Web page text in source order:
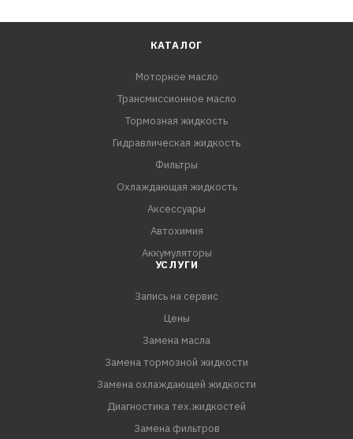
КАТАЛОГ
Моторное масло
Трансмиссионное масло
Тормозная жидкость
Гидравлическая жидкость
Фильтры
Охлаждающая жидкость
Аксессуары
Автохимия
Аккумуляторы
УСЛУГИ
Запись на сервис
Цены
Замена масла
Замена тормозной жидкости
Замена охлаждающей жидкости
Диагностика тех.жидкостей
Замена фильтров